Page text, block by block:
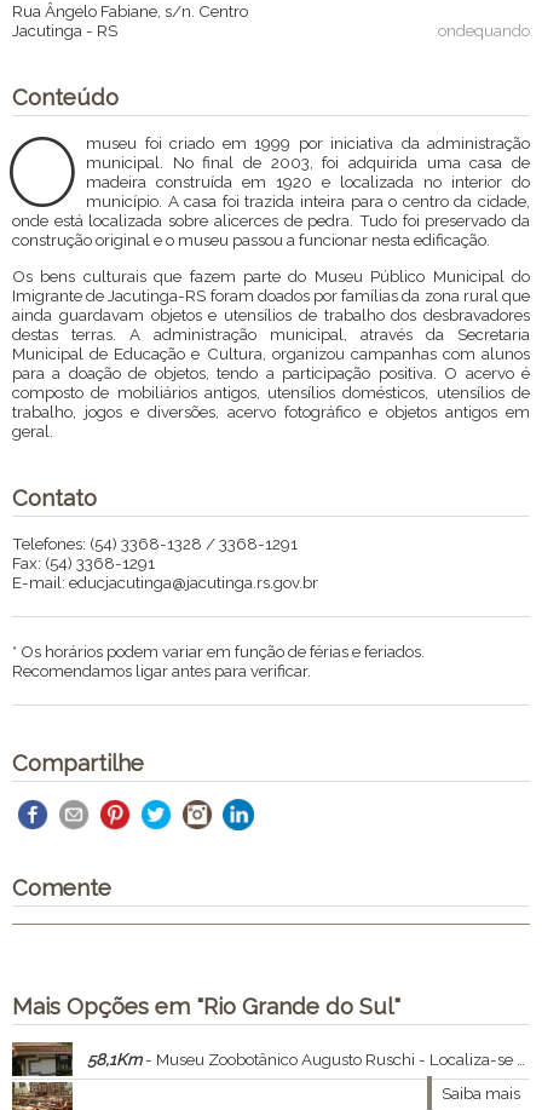
Rua Ângelo Fabiane, s/n. Centro
Jacutinga - RS ondequando
Conteúdo
O
museu foi criado em 1999 por iniciativa da administração
municipal. No final de 2003, foi adquirida uma casa de
madeira construída em 1920 e localizada no interior do
município. A casa foi trazida inteira para o centro da cidade,
onde está localizada sobre alicerces de pedra. Tudo foi preservado da
construção original e o museu passou a funcionar nesta edificação.
Os bens culturais que fazem parte do Museu Público Municipal do
Imigrante de Jacutinga-RS foram doados por famílias da zona rural que
ainda guardavam objetos e utensílios de trabalho dos desbravadores
destas terras. A administração municipal, através da Secretaria
Municipal de Educação e Cultura, organizou campanhas com alunos
para a doação de objetos, tendo a participação positiva. O acervo é
composto de mobiliários antigos, utensílios domésticos, utensílios de
trabalho, jogos e diversões, acervo fotográfico e objetos antigos em
geral.
Contato
Telefones: (54) 3368-1328 / 3368-1291
Fax: (54) 3368-1291
E-mail: educjacutinga@jacutinga.rs.gov.br
* Os horários podem variar em função de férias e feriados.
Recomendamos ligar antes para verificar.
Compartilhe
Comente
Mais Opções em "Rio Grande do Sul"
58,1Km- Museu Zoobotânico Augusto Ruschi - Localiza-se no campus da Universidade de Passo Fundo.
Saiba mais